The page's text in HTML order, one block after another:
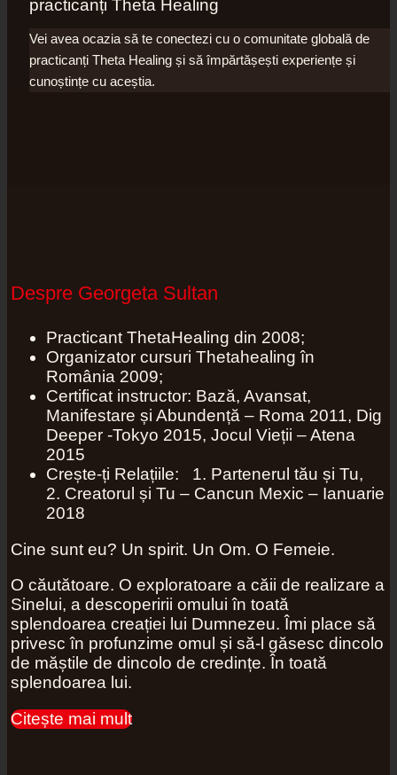
practicanți Theta Healing
Vei avea ocazia să te conectezi cu o comunitate globală de
practicanți Theta Healing și să împărtășești experiențe și
cunoștințe cu aceștia.
Despre Georgeta Sultan
Practicant ThetaHealing din 2008;
Organizator cursuri Thetahealing în
România 2009;
Certificat instructor: Bază, Avansat,
Manifestare și Abundență – Roma 2011, Dig
Deeper -Tokyo 2015, Jocul Vieții – Atena
2015
Crește-ți Relațiile: 1. Partenerul tău și Tu,
2. Creatorul și Tu – Cancun Mexic – Ianuarie
2018
Cine sunt eu? Un spirit. Un Om. O Femeie.
O căutătoare. O exploratoare a căii de realizare a
Sinelui, a descoperirii omului în toată
splendoarea creației lui Dumnezeu. Îmi place să
privesc în profunzime omul și să-l găsesc dincolo
de măștile de dincolo de credințe. În toată
splendoarea lui.
Citește mai mult